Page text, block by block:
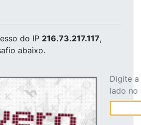
do IP 216.73.217.117,
abaixo.
Digite
lado no